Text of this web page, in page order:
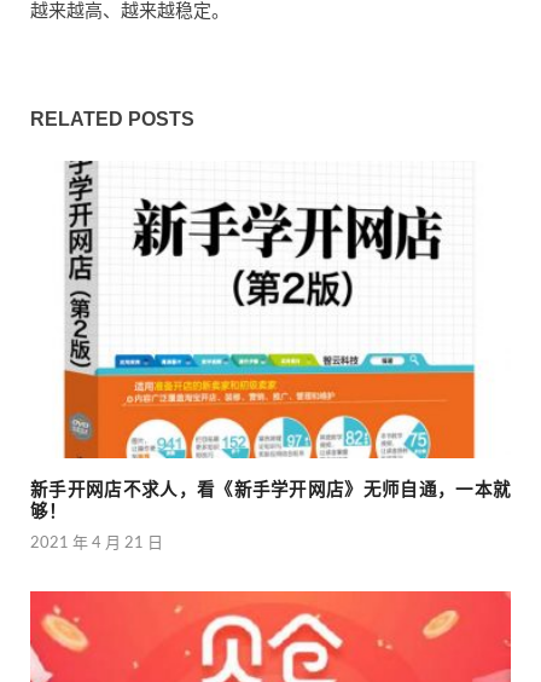
越来越高、越来越稳定。
RELATED POSTS
新手开网店不求人，看《新手学开网店》无师自通，一本就
够！
2021 年 4 月 21 日